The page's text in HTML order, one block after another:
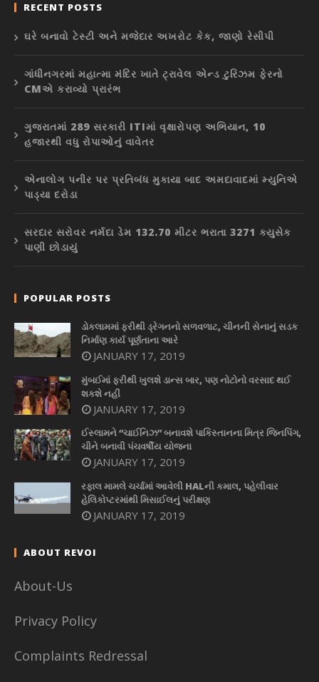
RECENT POSTS
ઘરે બનાવો ટેસ્ટી અને મજેદાર અખરોટ કેક, જાણો રેસીપી
ગાંધીનગરમાં મહાત્મા મંદિર ખાતે ટ્રાવેલ એન્ડ ટુરિઝમ ફેરનો
CMએ કરાવ્યો પ્રારંભ
ગુજરાતમાં 289 સરકારી ITIમાં વૃક્ષારોપણ અભિયાન, 10
હજારથી વધુ રોપાઓનું વાવેતર
એનાલોગ પનીર પર પ્રતિબંધ મુકાયા બાદ અમદાવાદમાં મ્યુનિએ
પાડ્યા દરોડા
સરદાર સરોવર નર્મદા ડેમ 132.70 મીટર ભરાતા 3271 ક્યુસેક
પાણી છોડાયું
POPULAR POSTS
ડોકલામમાં ફરીથી ડ્રેગનનો સળવળાટ, ચીનની સેનાનું સડક
નિર્માણ કાર્ય પૂર્ણતાના આરે
JANUARY 17, 2019
મુંબઈમાં ફરીથી ખુલશે ડાન્સ બાર, પણ નોટોનો વરસાદ થઈ
શકશે નહીં
JANUARY 17, 2019
ઈસ્લામને “ચાઈનિઝ” બનાવશે પાકિસ્તાનના મિત્ર જિનપિંગ,
ચીને બનાવી પંચવર્ષીય યોજના
JANUARY 17, 2019
રફાલ મામલે ચર્ચામાં આવેલી HALની કમાલ, પહેલીવાર
હેલિકોપ્ટરમાંથી મિસાઈલનું પરીક્ષણ
JANUARY 17, 2019
ABOUT REVOI
About-Us
Privacy Policy
Complaints Redressal